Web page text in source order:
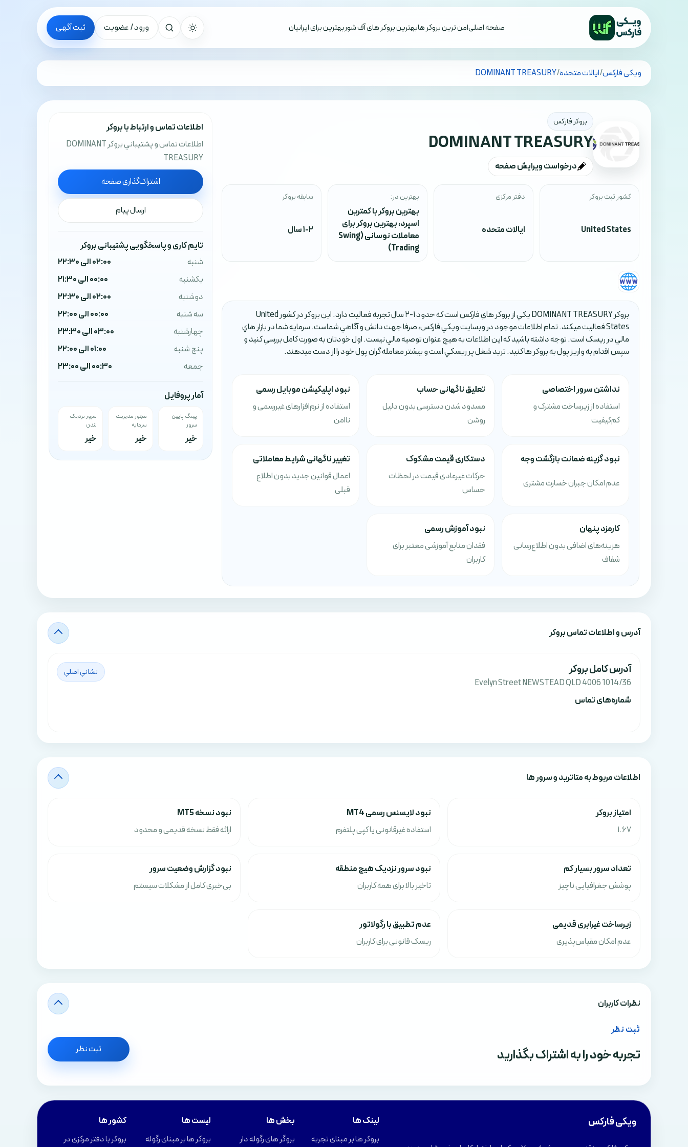
صفحه اصلیامن ترین بروکر هابهترین بروکر های آف شوربهترین برای ایرانیان ورود / عضویت ثبت آگهی
تمام کشورهاویکی فارکس/ایالات متحده/
DOMINANT TREASURY
بروکر فارکس
DOMINANT TREASURY
درخواست ویرایش صفحه
کشور ثبت بروکر
United States
دفتر مرکزی
ایالات متحده
بهترین در:
بهترین بروکر با کمترین
اسپرد،بهترین بروکر برای
معاملات نوسانی (Swing
Trading)
سابقه بروکر
1-2 سال
بروکر DOMINANT TREASURY يکي از بروکر هاي فارکس است که حدود 1-2 سال تجربه فعاليت دارد. اين بروکر در کشور United
States فعاليت ميکند. تمام اطلاعات موجود در وبسايت ويکي فارکس، صرفا جهت دانش و آگاهي شماست. سرمايه شما در بازار هاي
مالي در ريسک است. توجه داشته باشيد که اين اطلاعات به هيچ عنوان توصيه مالي نيست. اول خودتان به صورت کامل بررسي کنيد و
سپس اقدام به واريز پول به بروکر ها کنيد. تريد شغل پر ريسکي است و بيشتر معامله گران پول خود را از دست ميدهند.
نداشتن سرور اختصاصی
استفاده از زیرساخت مشترک و
کم‌کیفیت
تعلیق ناگهانی حساب
مسدود شدن دسترسی بدون دلیل
روشن
نبود اپلیکیشن موبایل رسمی
استفاده از نرم‌افزارهای غیررسمی و
ناامن
نبود گزینه ضمانت بازگشت وجه
عدم امکان جبران خسارت مشتری
دستکاری قیمت مشکوک
حرکات غیرعادی قیمت در لحظات
حساس
تغییر ناگهانی شرایط معاملاتی
اعمال قوانین جدید بدون اطلاع
قبلی
کارمزد پنهان
هزینه‌های اضافی بدون اطلاع‌رسانی
شفاف
نبود آموزش رسمی
فقدان منابع آموزشی معتبر برای
کاربران
اطلاعات تماس و ارتباط با بروکر
اطلاعات تماس و پشتيباني بروکر DOMINANT
TREASURY
اشتراک‌گذاری صفحه
ارسال پیام
تایم کاری و پاسخگویی پشتیبانی بروکر
شنبه
02:00 الی 22:30
یکشنبه
00:00 الی 21:30
دوشنبه
02:00 الی 22:30
سه شنبه
00:00 الی 22:00
چهارشنبه
03:00 الی 23:30
پنج شنبه
01:00 الی 22:00
جمعه
00:30 الی 23:00
آمار پروفایل
پینگ پایین
سرور
خیر
مجوز مدیریت
سرمایه
خیر
سرور نزدیک
لندن
خیر
آدرس‌ و اطلاعات تماس بروکر
آدرس کامل بروکر
1014/36 Evelyn Street NEWSTEAD QLD 4006
نشاني اصلي
شماره‌های تماس
اطلاعات مربوط به متاترید و سرور ها
امتياز بروکر
1.67
نبود لایسنس رسمی MT4
استفاده غیرقانونی یا کپی پلتفرم
نبود نسخه MT5
ارائه فقط نسخه قدیمی و محدود
تعداد سرور بسیار کم
پوشش جغرافیایی ناچیز
نبود سرور نزدیک هیچ منطقه
تاخیر بالا برای همه کاربران
نبود گزارش وضعیت سرور
بی‌خبری کامل از مشکلات سیستم
زیرساخت غیرابری قدیمی
عدم امکان مقیاس‌پذیری
عدم تطبیق با رگولاتور
ریسک قانونی برای کاربران
نظرات کاربران
ثبت نظر
تجربه خود را به اشتراک بگذارید ثبت نظر
ویکی فارکس
لینک ها
بروکر ها بر مبنای تجربه
بخش ها
بروگر های رگوله دار
لیست ها
بروکر ها بر مبنای رگوله
کشور ها
بروکر با دفتر مرکزی در